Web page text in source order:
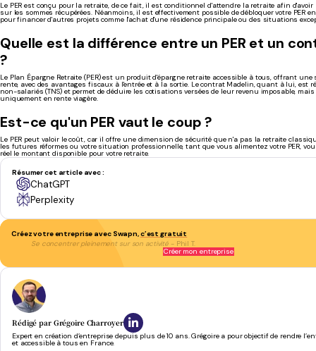
Le PER est conçu pour la retraite, de ce fait, il est conditionnel d'attendre la retraite afin
sur les sommes récupérées. Néanmoins, il est effectivement possible de débloquer votre PER
pour financer d'autres projets comme l'achat d'une résidence principale ou des situations
Quelle est la différence entre un PER et un
?
Le Plan Épargne Retraite (PER) est un produit d'épargne retraite accessible à tous, offrant
rente, avec des avantages fiscaux à l'entrée et à la sortie. Le contrat Madelin, quant à lui, est
non-salariés (TNS) et permet de déduire les cotisations versées de leur revenu imposable,
uniquement en rente viagère.
Est-ce qu'un PER vaut le coup ?
Le PER peut valoir le coût, car il offre une dimension de sécurité que n'a pas la retraite
les futures réformes ou votre situation professionnelle, tant que vous alimentez votre PER,
réel le montant disponible pour votre retraite.
Résumer cet article avec :
ChatGPT
Perplexity
Créez votre entreprise avec Swapn,c’est gratuit
Se concentrer pleinement sur son activité - Phil T.
Créer mon entreprise
Rédigé par Grégoire Charroyer
Expert en création d’entreprise depuis plus de 10 ans. Grégoire a pour objectif de rendre
et accessible à tous en France.